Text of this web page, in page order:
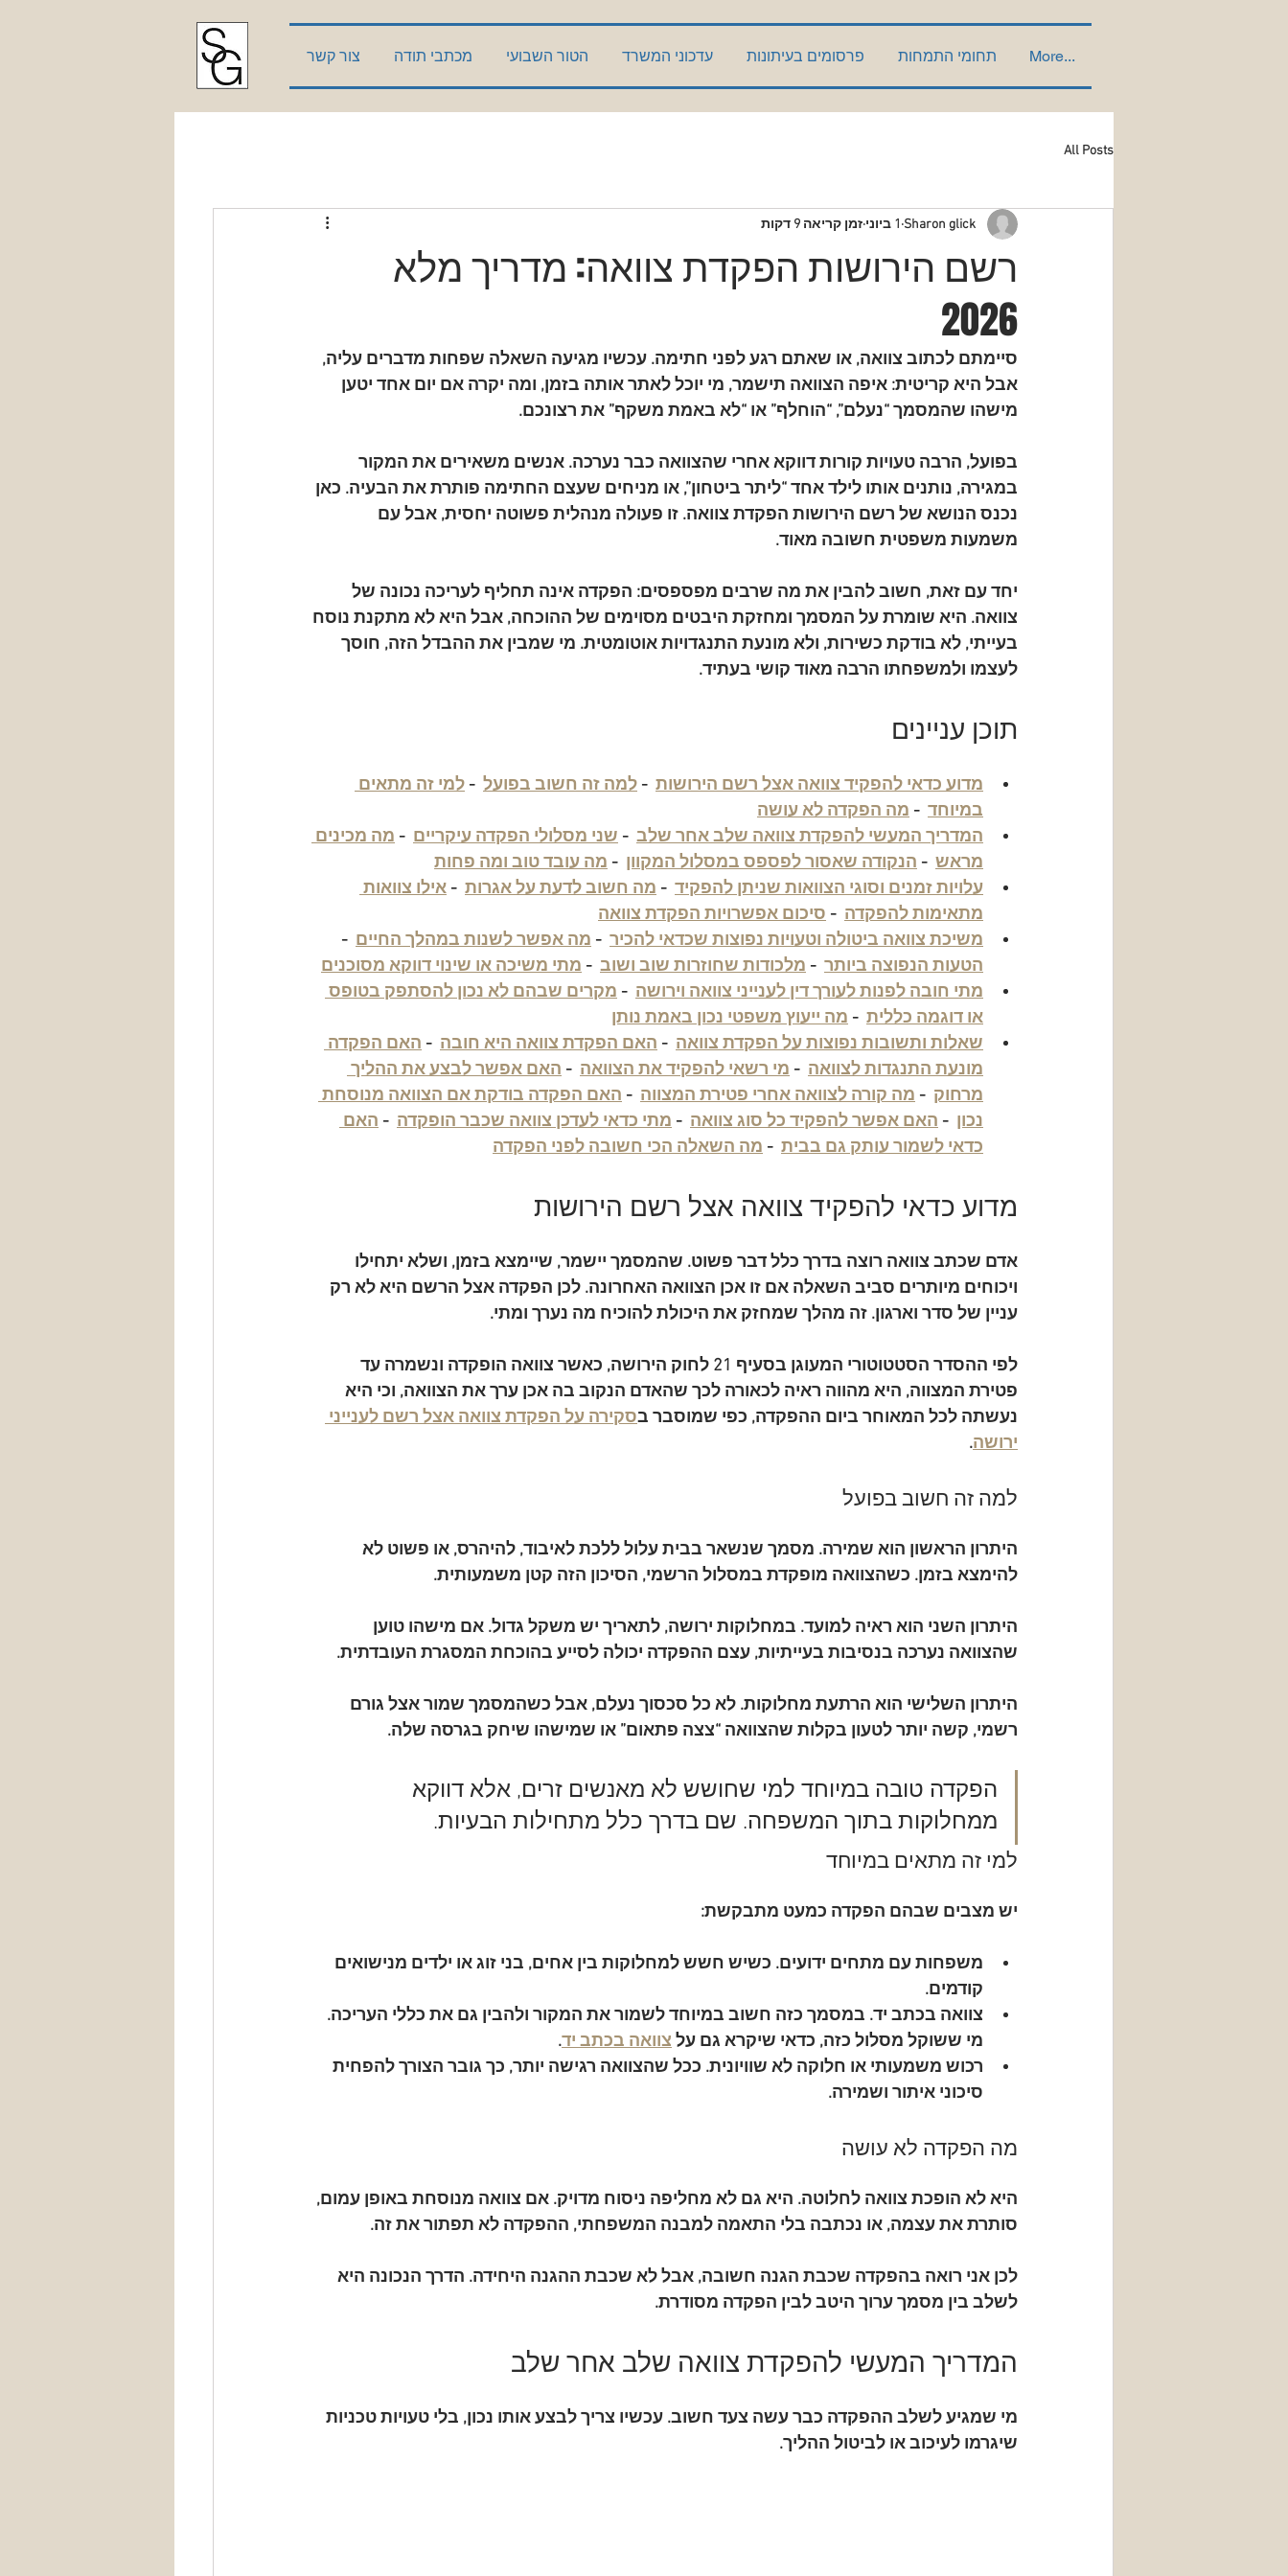
צור קשר מכתבי תודה הטור השבועי עדכוני המשרד פרסומים בעיתונות תחומי התמחות More...
All Posts
רשם הירושות הפקדת צוואה: מדריך מלא
2026
Sharon glick 1 ביוני זמן קריאה 9 דקות
סיימתם לכתוב צוואה, או שאתם רגע לפני חתימה. עכשיו מגיעה השאלה שפחות מדברים עליה,
אבל היא קריטית: איפה הצוואה תישמר, מי יוכל לאתר אותה בזמן, ומה יקרה אם יום אחד יטען
מישהו שהמסמך “נעלם”, “הוחלף” או “לא באמת משקף” את רצונכם.
בפועל, הרבה טעויות קורות דווקא אחרי שהצוואה כבר נערכה. אנשים משאירים את המקור
במגירה, נותנים אותו לילד אחד “ליתר ביטחון”, או מניחים שעצם החתימה פותרת את הבעיה. כאן
נכנס הנושא של רשם הירושות הפקדת צוואה. זו פעולה מנהלית פשוטה יחסית, אבל עם
משמעות משפטית חשובה מאוד.
יחד עם זאת, חשוב להבין את מה שרבים מפספסים: הפקדה אינה תחליף לעריכה נכונה של
צוואה. היא שומרת על המסמך ומחזקת היבטים מסוימים של ההוכחה, אבל היא לא מתקנת נוסח
בעייתי, לא בודקת כשירות, ולא מונעת התנגדויות אוטומטית. מי שמבין את ההבדל הזה, חוסך
לעצמו ולמשפחתו הרבה מאוד קושי בעתיד.
תוכן עניינים
מדוע כדאי להפקיד צוואה אצל רשם הירושות
  -
למה זה חשוב בפועל
  -
למי זה מתאים
במיוחד
  -
מה הפקדה לא עושה
המדריך המעשי להפקדת צוואה שלב אחר שלב
  -
שני מסלולי הפקדה עיקריים
  -
מה מכינים
מראש
  -
הנקודה שאסור לפספס במסלול המקוון
  -
מה עובד טוב ומה פחות
עלויות זמנים וסוגי הצוואות שניתן להפקיד
  -
מה חשוב לדעת על אגרות
  -
אילו צוואות
מתאימות להפקדה
  -
סיכום אפשרויות הפקדת צוואה
משיכת צוואה ביטולה וטעויות נפוצות שכדאי להכיר
  -
מה אפשר לשנות במהלך החיים
  -
הטעות הנפוצה ביותר
  -
מלכודות שחוזרות שוב ושוב
  -
מתי משיכה או שינוי דווקא מסוכנים
מתי חובה לפנות לעורך דין לענייני צוואה וירושה
  -
מקרים שבהם לא נכון להסתפק בטופס
או דוגמה כללית
  -
מה ייעוץ משפטי נכון באמת נותן
שאלות ותשובות נפוצות על הפקדת צוואה
  -
האם הפקדת צוואה היא חובה
  -
האם הפקדה
מונעת התנגדות לצוואה
  -
מי רשאי להפקיד את הצוואה
  -
האם אפשר לבצע את ההליך
מרחוק
  -
מה קורה לצוואה אחרי פטירת המצווה
  -
האם הפקדה בודקת אם הצוואה מנוסחת
נכון
  -
האם אפשר להפקיד כל סוג צוואה
  -
מתי כדאי לעדכן צוואה שכבר הופקדה
  -
האם
כדאי לשמור עותק גם בבית
  -
מה השאלה הכי חשובה לפני הפקדה
מדוע כדאי להפקיד צוואה אצל רשם הירושות
אדם שכתב צוואה רוצה בדרך כלל דבר פשוט. שהמסמך יישמר, שיימצא בזמן, ושלא יתחילו
ויכוחים מיותרים סביב השאלה אם זו אכן הצוואה האחרונה. לכן הפקדה אצל הרשם היא לא רק
עניין של סדר וארגון. זה מהלך שמחזק את היכולת להוכיח מה נערך ומתי.
לפי ההסדר הסטטוטורי המעוגן בסעיף 21 לחוק הירושה, כאשר צוואה הופקדה ונשמרה עד
פטירת המצווה, היא מהווה ראיה לכאורה לכך שהאדם הנקוב בה אכן ערך את הצוואה, וכי היא
נעשתה לכל המאוחר ביום ההפקדה, כפי שמוסבר בסקירה על הפקדת צוואה אצל רשם לענייני
ירושה.
למה זה חשוב בפועל
היתרון הראשון הוא שמירה. מסמך שנשאר בבית עלול ללכת לאיבוד, להיהרס, או פשוט לא
להימצא בזמן. כשהצוואה מופקדת במסלול הרשמי, הסיכון הזה קטן משמעותית.
היתרון השני הוא ראיה למועד. במחלוקות ירושה, לתאריך יש משקל גדול. אם מישהו טוען
שהצוואה נערכה בנסיבות בעייתיות, עצם ההפקדה יכולה לסייע בהוכחת המסגרת העובדתית.
היתרון השלישי הוא הרתעת מחלוקות. לא כל סכסוך נעלם, אבל כשהמסמך שמור אצל גורם
רשמי, קשה יותר לטעון בקלות שהצוואה “צצה פתאום” או שמישהו שיחק בגרסה שלה.
הפקדה טובה במיוחד למי שחושש לא מאנשים זרים, אלא דווקא
ממחלוקות בתוך המשפחה. שם בדרך כלל מתחילות הבעיות.
למי זה מתאים במיוחד
יש מצבים שבהם הפקדה כמעט מתבקשת:
משפחות עם מתחים ידועים. כשיש חשש למחלוקות בין אחים, בני זוג או ילדים מנישואים
קודמים.
צוואה בכתב יד. במסמך כזה חשוב במיוחד לשמור את המקור ולהבין גם את כללי העריכה.
מי ששוקל מסלול כזה, כדאי שיקרא גם על צוואה בכתב יד.
רכוש משמעותי או חלוקה לא שוויונית. ככל שהצוואה רגישה יותר, כך גובר הצורך להפחית
סיכוני איתור ושמירה.
מה הפקדה לא עושה
היא לא הופכת צוואה לחלוטה. היא גם לא מחליפה ניסוח מדויק. אם צוואה מנוסחת באופן עמום,
סותרת את עצמה, או נכתבה בלי התאמה למבנה המשפחתי, ההפקדה לא תפתור את זה.
לכן אני רואה בהפקדה שכבת הגנה חשובה, אבל לא שכבת ההגנה היחידה. הדרך הנכונה היא
לשלב בין מסמך ערוך היטב לבין הפקדה מסודרת.
המדריך המעשי להפקדת צוואה שלב אחר שלב
מי שמגיע לשלב ההפקדה כבר עשה צעד חשוב. עכשיו צריך לבצע אותו נכון, בלי טעויות טכניות
שיגרמו לעיכוב או לביטול ההליך.